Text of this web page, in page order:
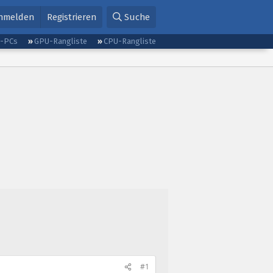
Registrieren Suche
PCs GPU-Rangliste CPU-Rangliste
#1